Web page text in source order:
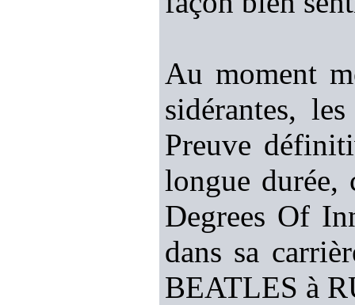
Au moment
sidérantes,
Preuve
longue durée,
Degrees Of
dans sa
BEATLES à